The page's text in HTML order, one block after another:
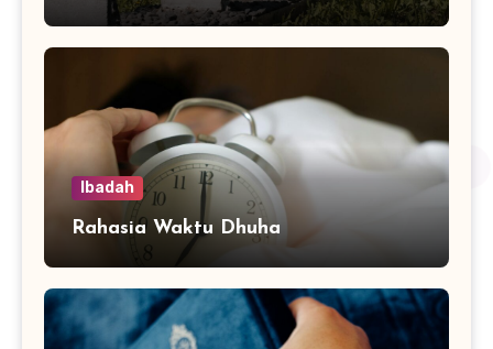
Ibadah
Rahasia Waktu Dhuha